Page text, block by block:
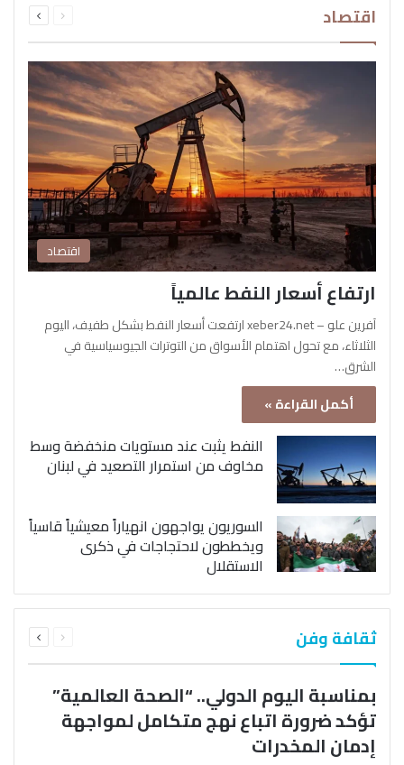
اقتصاد الصفحةالصفحة
اقتصاد
ارتفاع أسعار النفط عالمياً
آفرين علو – xeber24.net ارتفعت أسعار النفط بشكل طفيف، اليوم
الثلاثاء، مع تحول اهتمام الأسواق من التوترات الجيوسياسية في
الشرق…
أكمل القراءة »
النفط يثبت عند مستويات منخفضة وسط
مخاوف من استمرار التصعيد في لبنان
السوريون يواجهون انهياراً معيشياً قاسياً
ويخططون لاحتجاجات في ذكرى
الاستقلال
ثقافة وفن الصفحةالصفحة
بمناسبة اليوم الدولي.. “الصحة العالمية”
تؤكد ضرورة اتباع نهج متكامل لمواجهة
إدمان المخدرات